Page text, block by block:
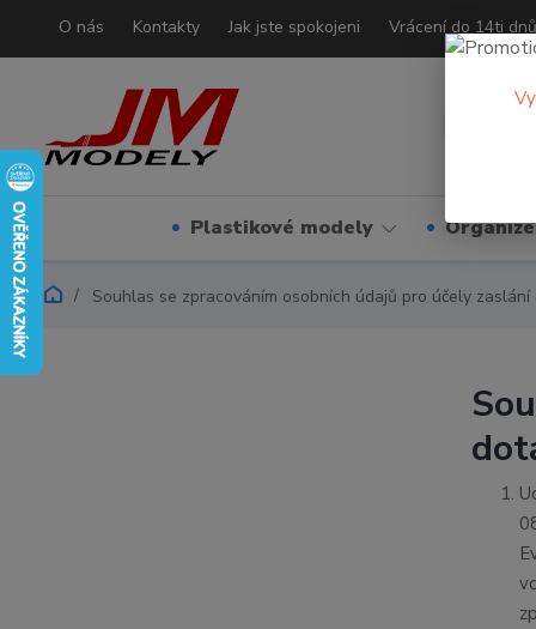
O nás Kontakty Jak jste spokojeni Vrácení do 14ti dnů
Plastikové modely
Souhlas se zpracováním osobních údajů pro účely